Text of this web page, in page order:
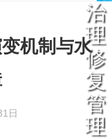
治
理
修
复
管
理
机制与水
日